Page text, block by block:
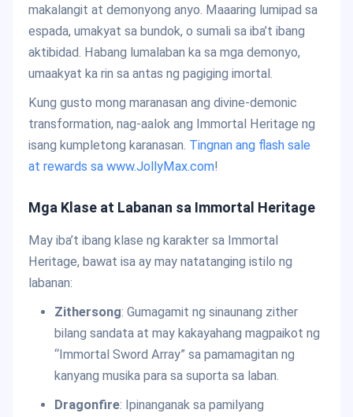
makalangit at demonyong anyo. Maaaring lumipad sa
espada, umakyat sa bundok, o sumali sa iba’t ibang
aktibidad. Habang lumalaban ka sa mga demonyo,
umaakyat ka rin sa antas ng pagiging imortal.
Kung gusto mong maranasan ang divine-demonic
transformation, nag-aalok ang Immortal Heritage ng
isang kumpletong karanasan. Tingnan ang flash sale
at rewards sa www.JollyMax.com!
Mga Klase at Labanan sa Immortal Heritage
May iba’t ibang klase ng karakter sa Immortal
Heritage, bawat isa ay may natatanging istilo ng
labanan:
Zithersong: Gumagamit ng sinaunang zither
bilang sandata at may kakayahang magpaikot ng
“Immortal Sword Array” sa pamamagitan ng
kanyang musika para sa suporta sa laban.
Dragonfire: Ipinanganak sa pamilyang